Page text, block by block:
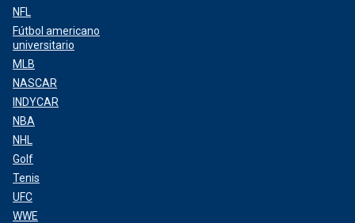
NFL
Fútbol americano
universitario
MLB
NASCAR
INDYCAR
NBA
NHL
Golf
Tenis
UFC
WWE